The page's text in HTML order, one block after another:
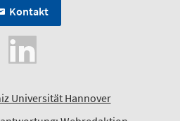
Kontakt
Universität Hannover